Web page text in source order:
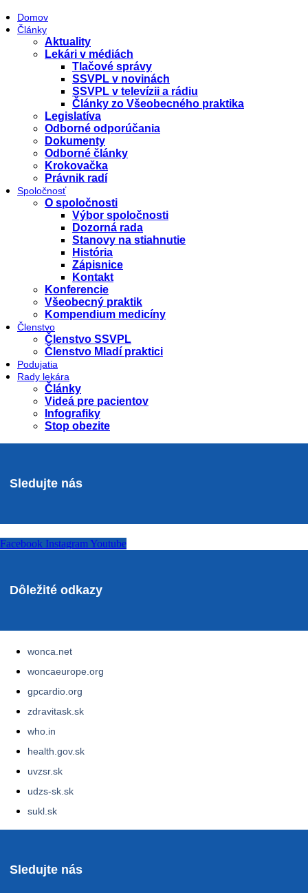
Domov
Články
Aktuality
Lekári v médiách
Tlačové správy
SSVPL v novinách
SSVPL v televízii a rádiu
Články zo Všeobecného praktika
Legislatíva
Odborné odporúčania
Dokumenty
Odborné články
Krokovačka
Právnik radí
Spoločnosť
O spoločnosti
Výbor spoločnosti
Dozorná rada
Stanovy na stiahnutie
História
Zápisnice
Kontakt
Konferencie
Všeobecný praktik
Kompendium medicíny
Členstvo
Členstvo SSVPL
Členstvo Mladí praktici
Podujatia
Rady lekára
Články
Videá pre pacientov
Infografiky
Stop obezite
Sledujte nás
Facebook Instagram Youtube
Dôležité odkazy
wonca.net
woncaeurope.org
gpcardio.org
zdravitask.sk
who.in
health.gov.sk
uvzsr.sk
udzs-sk.sk
sukl.sk
Sledujte nás